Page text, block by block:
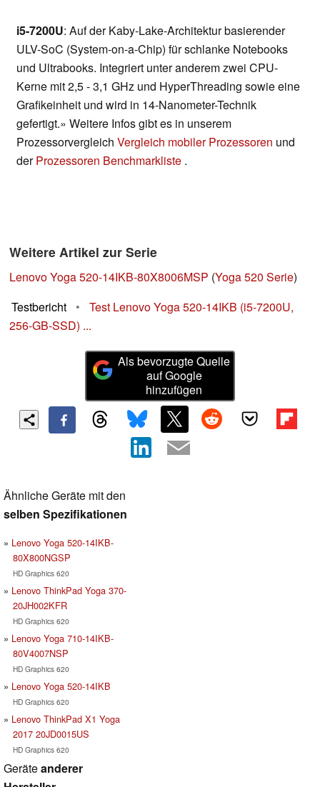
i5-7200U: Auf der Kaby-Lake-Architektur basierender
ULV-SoC (System-on-a-Chip) für schlanke Notebooks
und Ultrabooks. Integriert unter anderem zwei CPU-
Kerne mit 2,5 - 3,1 GHz und HyperThreading sowie eine
Grafikeinheit und wird in 14-Nanometer-Technik
gefertigt.» Weitere Infos gibt es in unserem
Prozessorvergleich Vergleich mobiler Prozessoren und
derProzessoren Benchmarkliste .
Weitere Artikel zur Serie
Lenovo Yoga 520-14IKB-80X8006MSP (Yoga 520 Serie)
Testbericht
•
Test Lenovo Yoga 520-14IKB (i5-7200U,
256-GB-SSD) ...
Als bevorzugte Quelle
auf Google
hinzufügen
Ähnliche Geräte mit den
selben Spezifikationen
Lenovo Yoga 520-14IKB-
80X800NGSP
HD Graphics 620
Lenovo ThinkPad Yoga 370-
20JH002KFR
HD Graphics 620
Lenovo Yoga 710-14IKB-
80V4007NSP
HD Graphics 620
Lenovo Yoga 520-14IKB
HD Graphics 620
Lenovo ThinkPad X1 Yoga
2017 20JD0015US
HD Graphics 620
Geräteanderer